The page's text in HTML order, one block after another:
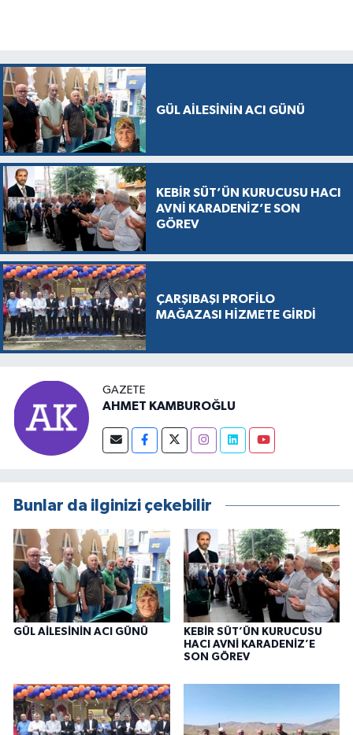
GÜL AİLESİNİN ACI GÜNÜ
KEBİR SÜT’ÜN KURUCUSU HACI
AVNİ KARADENİZ’E SON
GÖREV
ÇARŞIBAŞI PROFİLO
MAĞAZASI HİZMETE GİRDİ
GAZETE
AHMET KAMBUROĞLU
Bunlar da ilginizi çekebilir
GÜL AİLESİNİN ACI GÜNÜ
KEBİR SÜT’ÜN KURUCUSU
HACI AVNİ KARADENİZ’E
SON GÖREV